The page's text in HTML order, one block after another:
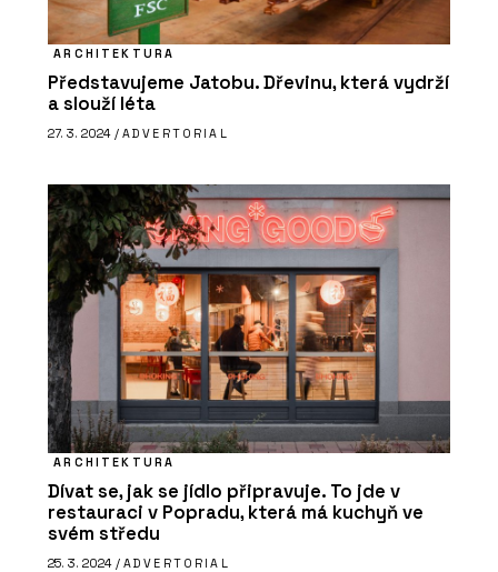
PRODUKTY
Profilovaná vláknocementová střešní
krytina Swisspearl
O FIRMĚ
Swisspearl Česká republika a.s.
ARCHITEKTURA
Představujeme Jatobu. Dřevinu, která vydrží
a slouží léta
27. 3. 2024 / ADVERTORIAL
ARCHITEKTURA
Dívat se, jak se jídlo připravuje. To jde v
restauraci v Popradu, která má kuchyň ve
svém středu
25. 3. 2024 / ADVERTORIAL